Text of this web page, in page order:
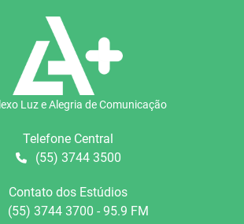
Luz e Alegria de Comunicação
Telefone Central
(55) 3744 3500
Contato dos Estúdios
(55) 3744 3700 - 95.9 FM